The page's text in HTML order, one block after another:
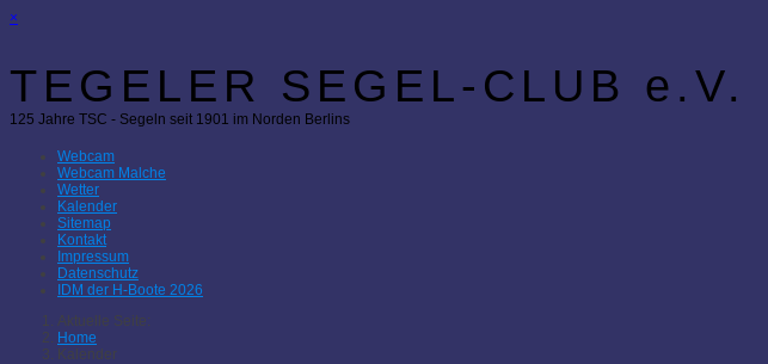
×
TEGELER SEGEL-CLUB e.V.
125 Jahre TSC - Segeln seit 1901 im Norden Berlins
Webcam
Webcam Malche
Wetter
Kalender
Sitemap
Kontakt
Impressum
Datenschutz
IDM der H-Boote 2026
Aktuelle Seite:
Home
Kalender